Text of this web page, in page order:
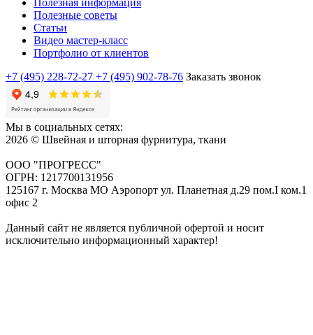
Полезная информация
Полезные советы
Статьи
Видео мастер-класс
Портфолио от клиентов
+7 (495) 228-72-27 +7 (495) 902-78-76 Заказать звонок
Мы в социальных сетях:
2026 © Швейная и шторная фурнитура, ткани
ООО "ПРОГРЕСС"
ОГРН: 1217700131956
125167 г. Москва МО Аэропорт ул. Планетная д.29 пом.I ком.1
офис 2
Данный сайт не является публичной офертой и носит
исключительно информационный характер!